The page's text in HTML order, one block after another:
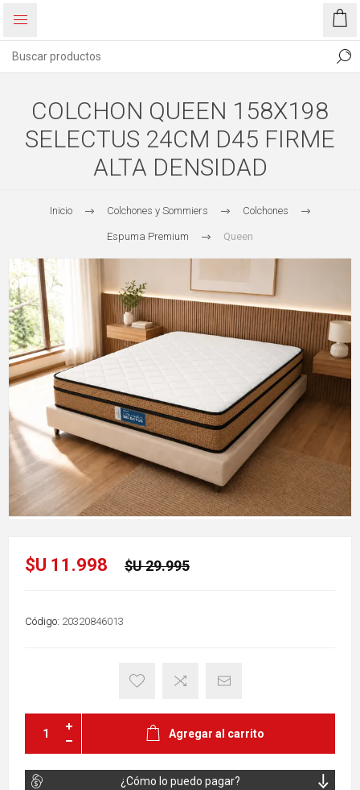
COLCHON QUEEN 158X198
SELECTUS 24CM D45 FIRME
ALTA DENSIDAD
Inicio Colchones y Sommiers Colchones
Espuma Premium Queen
60%
OFF
$U 11.998 $U 29.995
Código: 20320846013
Agregar al carrito
¿Cómo lo puedo pagar?